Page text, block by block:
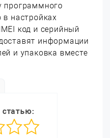
программного
в настройках
код и серийный
информации
и упаковка вместе